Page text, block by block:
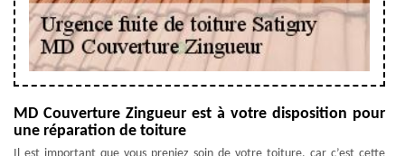
MD Couverture Zingueur est à votre disposition pour
une réparation de toiture